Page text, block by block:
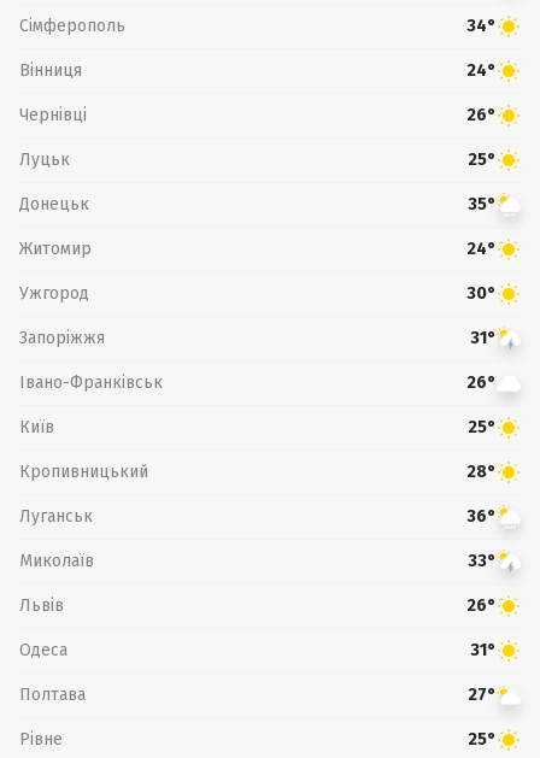
Сімферополь 34°
Вінниця 24°
Чернівці 26°
Луцьк 25°
Донецьк 35°
Житомир 24°
Ужгород 30°
Запоріжжя 31°
Івано-Франківськ 26°
Київ 25°
Кропивницький 28°
Луганськ 36°
Миколаїв 33°
Львів 26°
Одеса 31°
Полтава 27°
Рівне 25°